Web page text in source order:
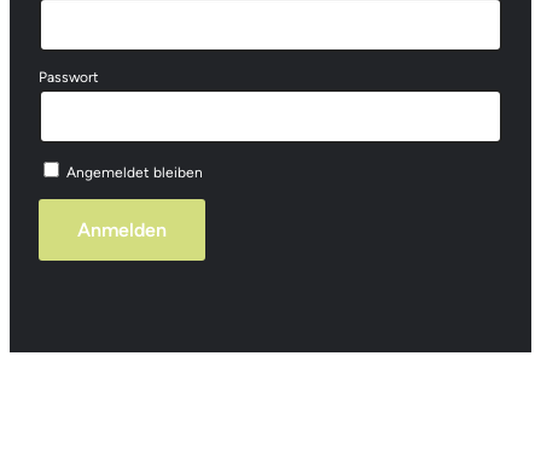
Passwort
Angemeldet bleiben